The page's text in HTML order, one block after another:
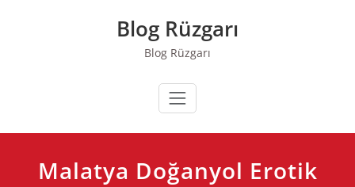
Blog Rüzgarı
Blog Rüzgarı
Malatya Doğanyol Erotik